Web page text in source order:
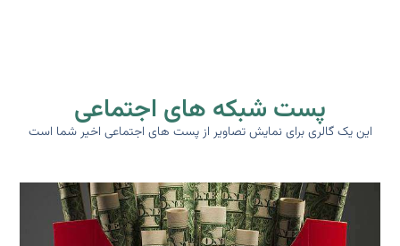
پست شبکه های اجتماعی
این یک گالری برای نمایش تصاویر از پست های اجتماعی اخیر شما است